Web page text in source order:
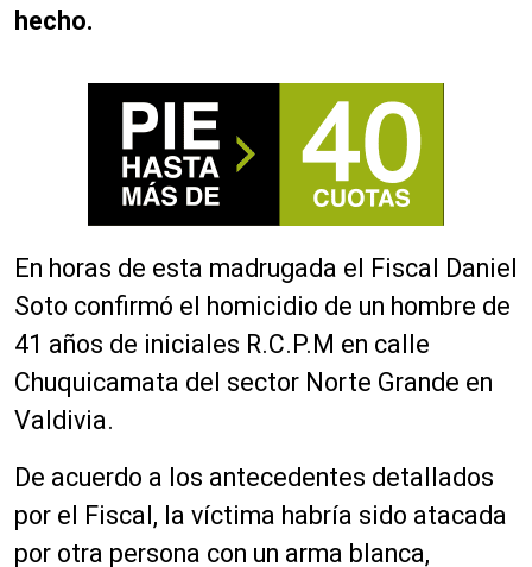
hecho.
En horas de esta madrugada el Fiscal Daniel
Soto confirmó el homicidio de un hombre de
41 años de iniciales R.C.P.M en calle
Chuquicamata del sector Norte Grande en
Valdivia.
De acuerdo a los antecedentes detallados
por el Fiscal, la víctima habría sido atacada
por otra persona con un arma blanca,